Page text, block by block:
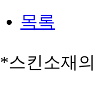
목록
*스킨소재